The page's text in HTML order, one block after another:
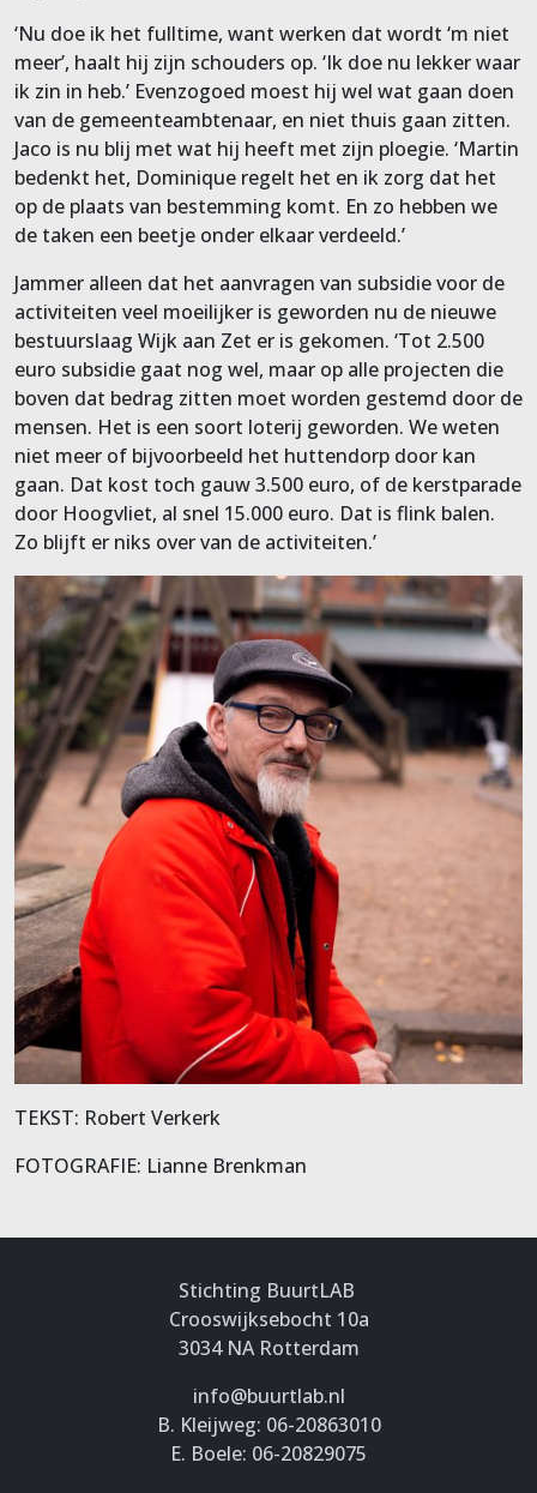
‘Nu doe ik het fulltime, want werken dat wordt ‘m niet
meer’, haalt hij zijn schouders op. ‘Ik doe nu lekker waar
ik zin in heb.’ Evenzogoed moest hij wel wat gaan doen
van de gemeenteambtenaar, en niet thuis gaan zitten.
Jaco is nu blij met wat hij heeft met zijn ploegie. ‘Martin
bedenkt het, Dominique regelt het en ik zorg dat het
op de plaats van bestemming komt. En zo hebben we
de taken een beetje onder elkaar verdeeld.’
Jammer alleen dat het aanvragen van subsidie voor de
activiteiten veel moeilijker is geworden nu de nieuwe
bestuurslaag Wijk aan Zet er is gekomen. ‘Tot 2.500
euro subsidie gaat nog wel, maar op alle projecten die
boven dat bedrag zitten moet worden gestemd door de
mensen. Het is een soort loterij geworden. We weten
niet meer of bijvoorbeeld het huttendorp door kan
gaan. Dat kost toch gauw 3.500 euro, of de kerstparade
door Hoogvliet, al snel 15.000 euro. Dat is flink balen.
Zo blijft er niks over van de activiteiten.’
TEKST: Robert Verkerk
FOTOGRAFIE: Lianne Brenkman
Stichting BuurtLAB
Crooswijksebocht 10a
3034 NA Rotterdam
info@buurtlab.nl
B. Kleijweg: 06-20863010
E. Boele: 06-20829075